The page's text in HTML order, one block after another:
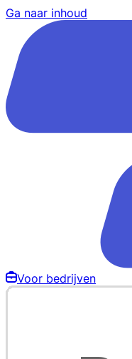
Ga naar inhoud
Voor bedrijven